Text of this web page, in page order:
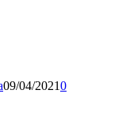
09/04/20210